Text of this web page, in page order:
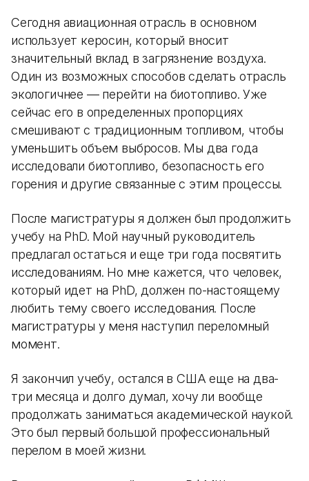
Сегодня авиационная отрасль в основном
использует керосин, который вносит
значительный вклад в загрязнение воздуха.
Один из возможных способов сделать отрасль
экологичнее — перейти на биотопливо. Уже
сейчас его в определенных пропорциях
смешивают с традиционным топливом, чтобы
уменьшить объем выбросов. Мы два года
исследовали биотопливо, безопасность его
горения и другие связанные с этим процессы.
После магистратуры я должен был продолжить
учебу на PhD. Мой научный руководитель
предлагал остаться и еще три года посвятить
исследованиям. Но мне кажется, что человек,
который идет на PhD, должен по-настоящему
любить тему своего исследования. После
магистратуры у меня наступил переломный
момент.
Я закончил учебу, остался в США еще на два-
три месяца и долго думал, хочу ли вообще
продолжать заниматься академической наукой.
Это был первый большой профессиональный
перелом в моей жизни.